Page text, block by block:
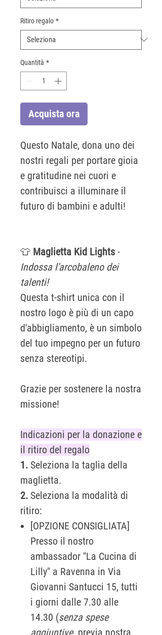
Ritiro regalo *
Quantità *
Acquista ora
Questo Natale, dona uno dei
nostri regali per portare gioia
e gratitudine nei cuori e
contribuisci a illuminare il
futuro di bambini e adulti!
👕 Maglietta Kid Lights -
Indossa l'arcobaleno dei
talenti!
Questa t-shirt unica con il
nostro logo è più di un capo
d'abbigliamento, è un simbolo
del tuo impegno per un futuro
senza stereotipi.
Grazie per sostenere la nostra
missione!
Indicazioni per la donazione e
il ritiro del regalo
1. Seleziona la taglia della
maglietta.
2. Seleziona la modalità di
ritiro:
[OPZIONE CONSIGLIATA]
Presso il nostro
ambassador "La Cucina di
Lilly" a Ravenna in Via
Giovanni Santucci 15, tutti
i giorni dalle 7.30 alle
14.30 (senza spese
aggiuntive, previa nostra